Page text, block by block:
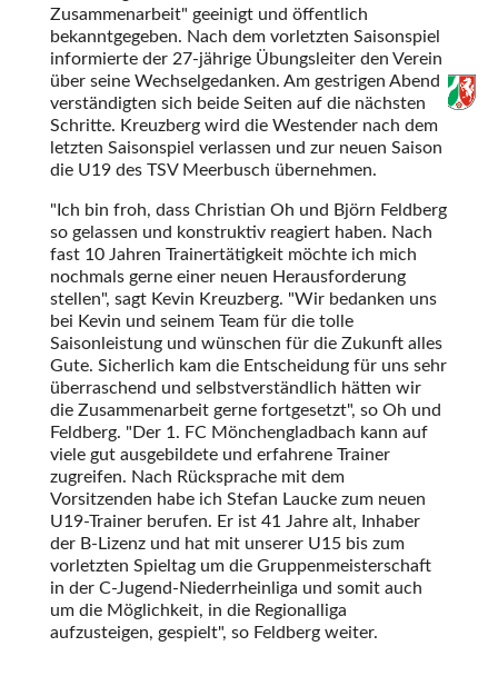
Zusammenarbeit
geeinigt und öffentlich
bekanntgegeben. Nach dem vorletzten Saisonspiel
informierte der 27-jährige Übungsleiter den Verein
über seine Wechselgedanken. Am gestrigen Abend
verständigten sich beide Seiten auf die nächsten
Schritte. Kreuzberg wird die Westender nach dem
letzten Saisonspiel verlassen und zur neuen Saison
die U19 des TSV Meerbusch übernehmen.
Ich bin froh, dass Christian Oh und Björn Feldberg
so gelassen und konstruktiv reagiert haben. Nach
fast 10 Jahren Trainertätigkeit möchte ich mich
nochmals gerne einer neuen Herausforderung
stellen , sagt Kevin Kreuzberg.
Wir bedanken uns
bei Kevin und seinem Team für die tolle
Saisonleistung und wünschen für die Zukunft alles
Gute. Sicherlich kam die Entscheidung für uns sehr
überraschend und selbstverständlich hätten wir
die Zusammenarbeit gerne fortgesetzt , so Oh und
Feldberg.
Der 1. FC Mönchengladbach kann auf
viele gut ausgebildete und erfahrene Trainer
zugreifen. Nach Rücksprache mit dem
Vorsitzenden habe ich Stefan Laucke zum neuen
U19-Trainer berufen. Er ist 41 Jahre alt, Inhaber
der B-Lizenz und hat mit unserer U15 bis zum
vorletzten Spieltag um die Gruppenmeisterschaft
in der C-Jugend-Niederrheinliga und somit auch
um die Möglichkeit, in die Regionalliga
aufzusteigen, gespielt , so Feldberg weiter.